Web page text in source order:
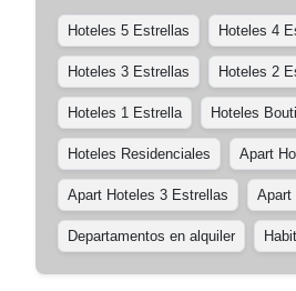
Hoteles 5 Estrellas Hoteles 4
Hoteles 3 Estrellas Hoteles 2
Hoteles 1 Estrella Hoteles
Hoteles Residenciales Apart
Apart Hoteles 3 Estrellas Apart
Departamentos en alquiler